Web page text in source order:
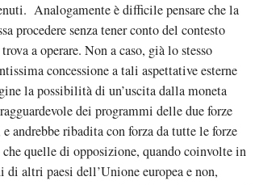
Analogamente è difficile pensare che la
procedere senza tener conto del contesto
a operare. Non a caso, già lo stesso
concessione a tali aspettative esterne
la possibilità di un’uscita dalla moneta
dei programmi delle due forze
andrebbe ribadita con forza da tutte le forze
quelle di opposizione, quando coinvolte in
altri paesi dell’Unione europea e non,